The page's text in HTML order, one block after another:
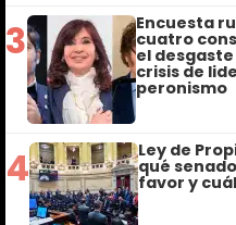
3 Encuesta
cuatro
el desgaste
crisis de
peronismo
4 Ley de
qué
favor y